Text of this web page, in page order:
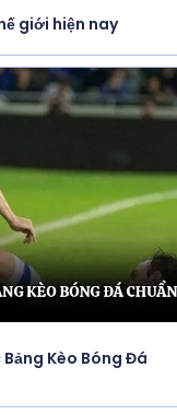
giới hiện nay
Kèo Bóng Đá